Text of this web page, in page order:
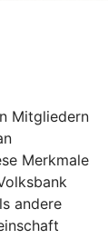
Mitgliedern
Merkmale
andere